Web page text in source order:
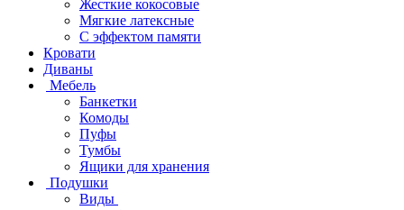
Жесткие кокосовые
Мягкие латексные
С эффектом памяти
Кровати
Диваны
Мебель
Банкетки
Комоды
Пуфы
Тумбы
Ящики для хранения
Подушки
Виды